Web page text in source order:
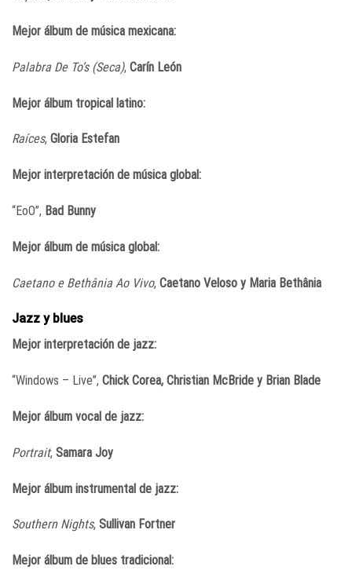
Mejor álbum de música mexicana:
Palabra De To’s (Seca), Carín León
Mejor álbum tropical latino:
Raíces, Gloria Estefan
Mejor interpretación de música global:
“EoO”, Bad Bunny
Mejor álbum de música global:
Caetano e Bethânia Ao Vivo, Caetano Veloso y Maria Bethânia
Jazz y blues
Mejor interpretación de jazz:
“Windows – Live”, Chick Corea, Christian McBride y Brian Blade
Mejor álbum vocal de jazz:
Portrait, Samara Joy
Mejor álbum instrumental de jazz:
Southern Nights, Sullivan Fortner
Mejor álbum de blues tradicional: